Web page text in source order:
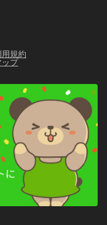
用規約
ップ